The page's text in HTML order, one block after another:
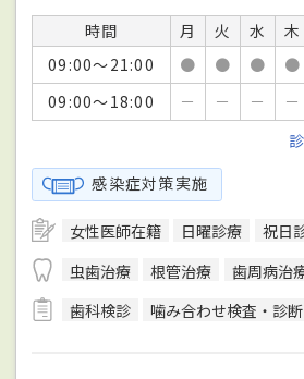
時間 月 火 水 木
09:00～21:00
● ● ● ●
09:00～18:00
－ － － －
感染症対策実施
女性医師在籍 日曜診療 祝日
虫歯治療
根管治療 歯周病治
歯科検診
噛み合わせ検査・診断